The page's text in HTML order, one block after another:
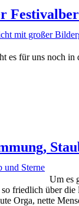
es für uns noch
Um es
friedlich über
Orga, nette